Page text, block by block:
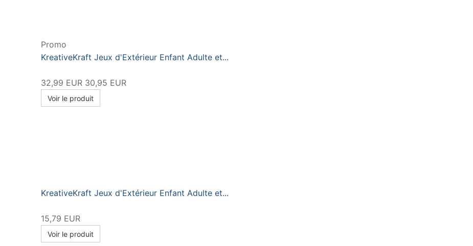
Promo
KreativeKraft Jeux d'Extérieur Enfant Adulte et...
32,99 EUR 30,95 EUR
Voir le produit
KreativeKraft Jeux d'Extérieur Enfant Adulte et...
15,79 EUR
Voir le produit